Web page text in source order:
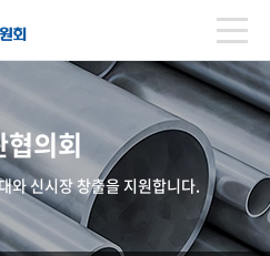
의회
와 신시장 창출을 지원합니다.